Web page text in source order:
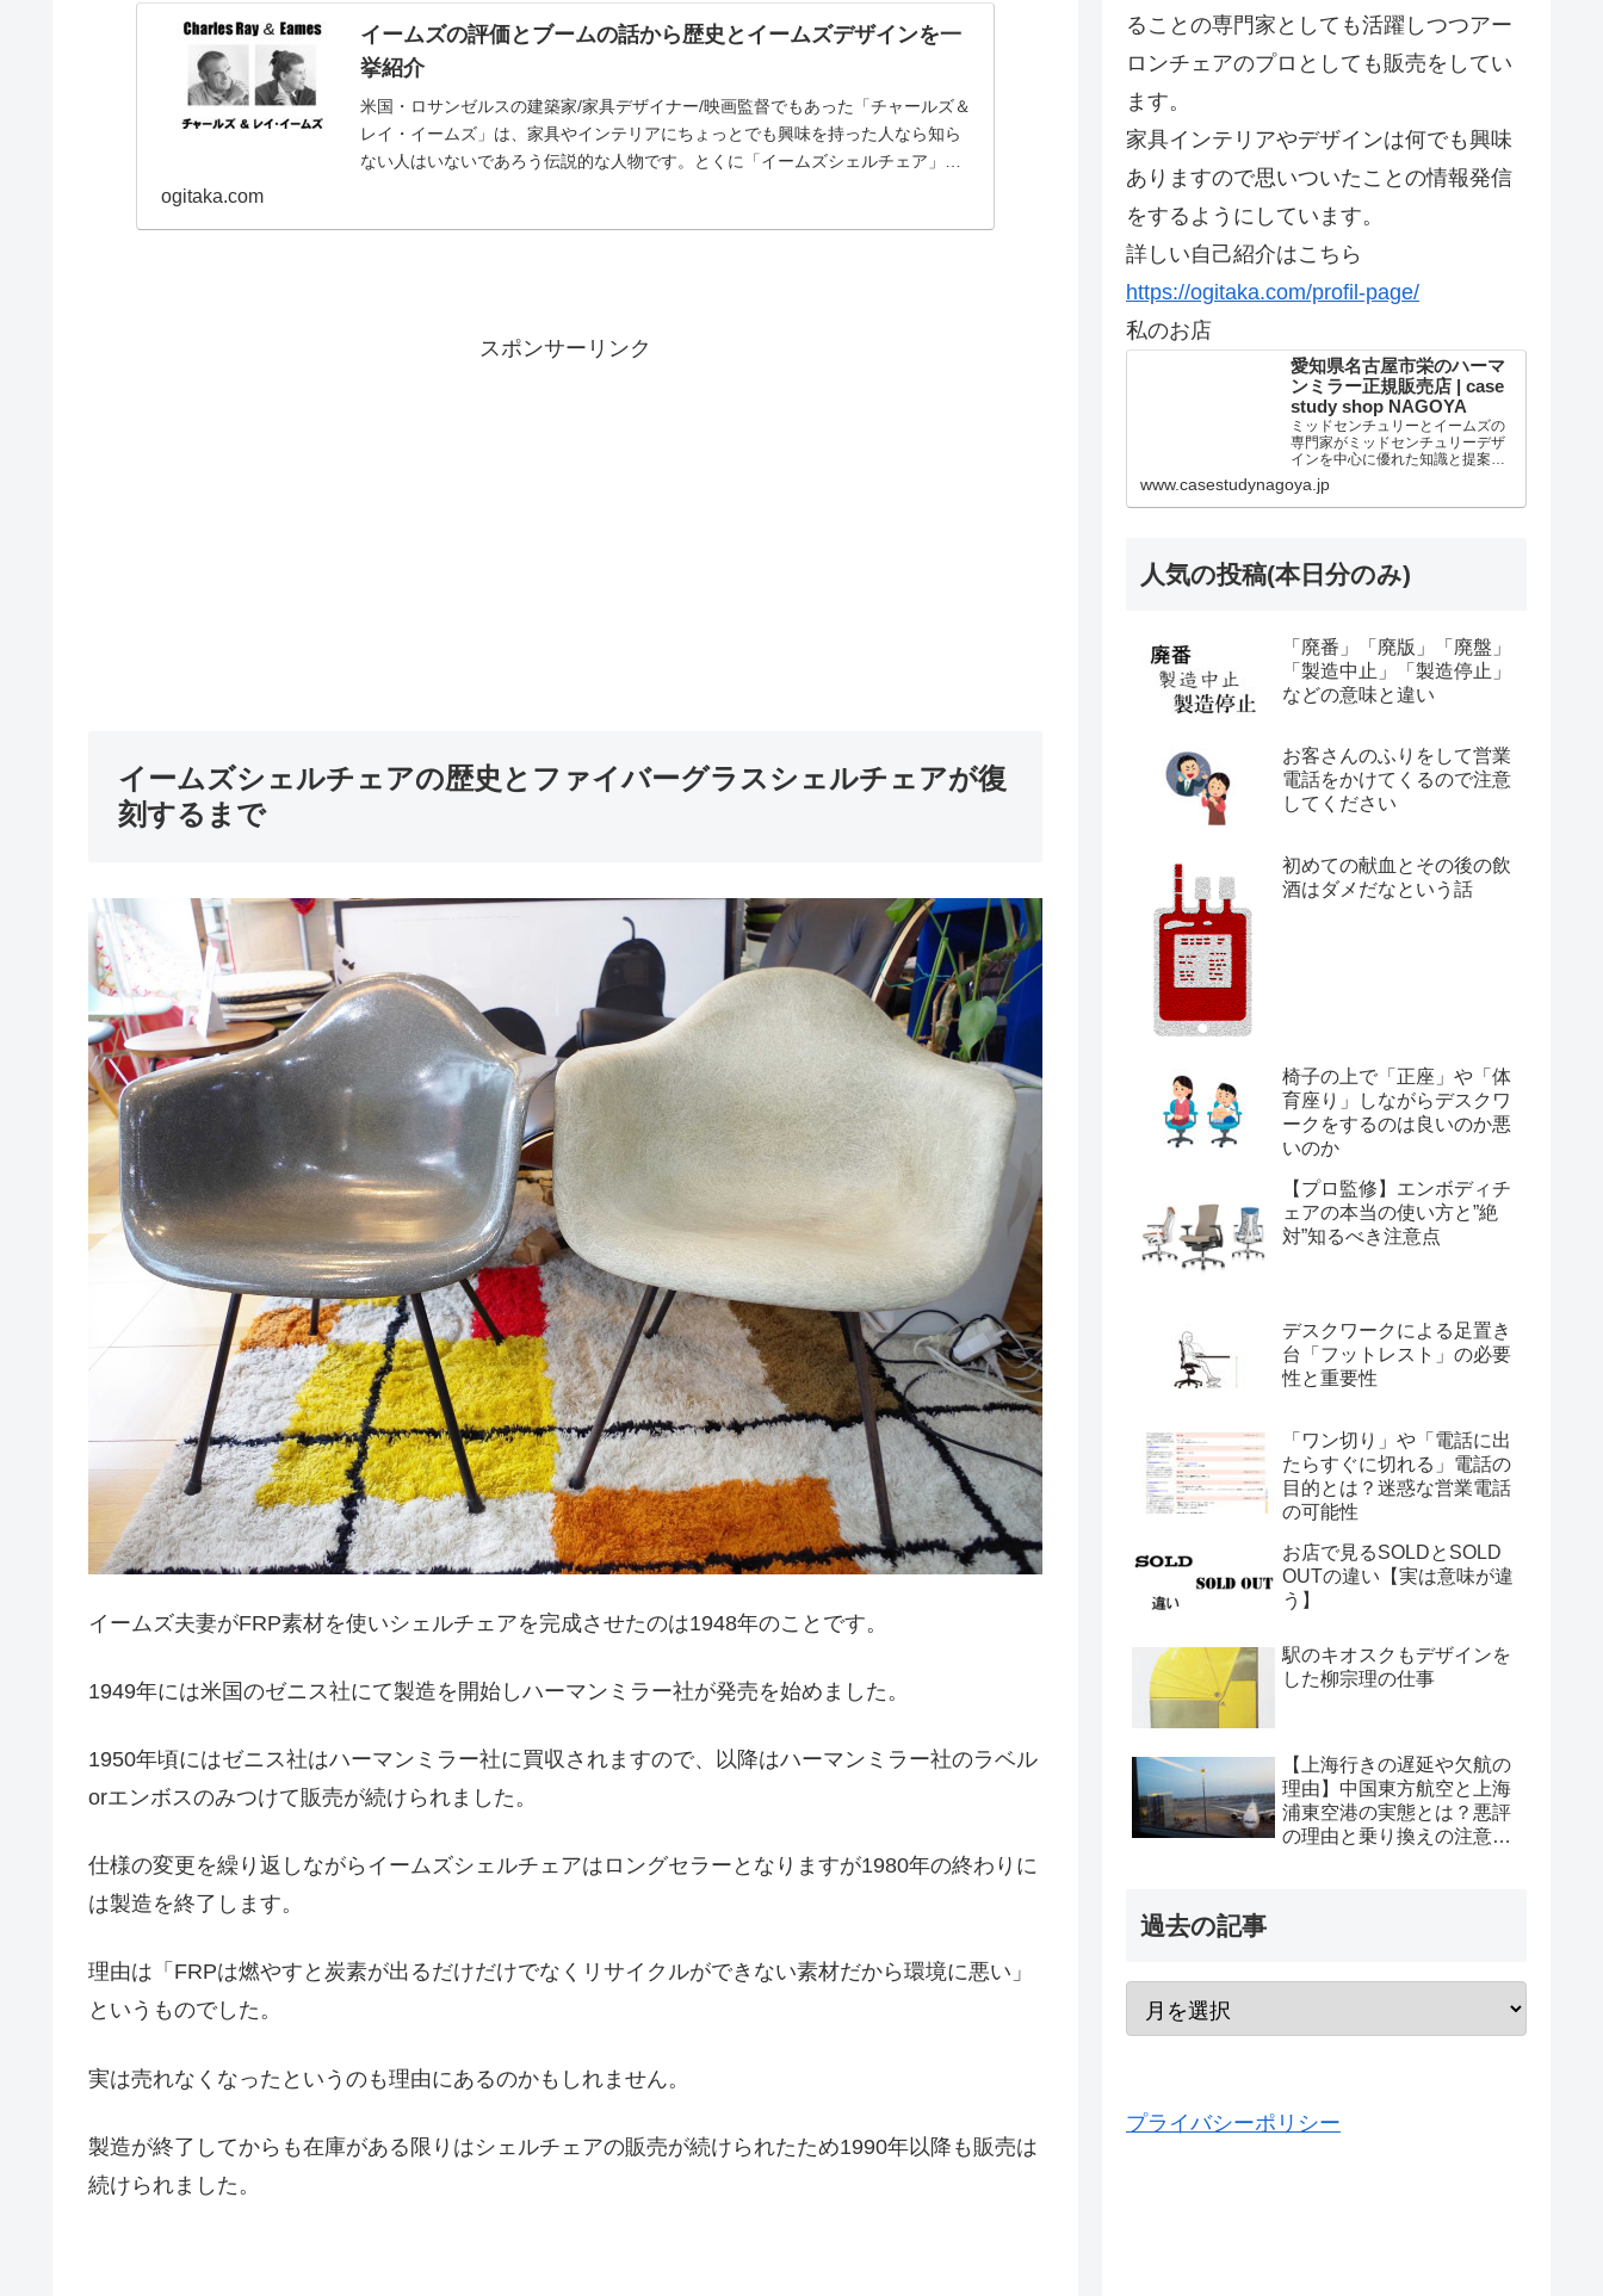
イームズの評価とブームの話から歴史とイームズデザインを一
挙紹介
米国・ロサンゼルスの建築家/家具デザイナー/映画監督でもあった「チャールズ＆
レイ・イームズ」は、家具やインテリアにちょっとでも興味を持った人なら知ら
ない人はいないであろう伝説的な人物です。とくに「イームズシェルチェア」や
ogitaka.com
スポンサーリンク
イームズシェルチェアの歴史とファイバーグラスシェルチェアが復
刻するまで
イームズ夫妻がFRP素材を使いシェルチェアを完成させたのは1948年のことです。
1949年には米国のゼニス社にて製造を開始しハーマンミラー社が発売を始めました。
1950年頃にはゼニス社はハーマンミラー社に買収されますので、以降はハーマンミラー社のラベル
orエンボスのみつけて販売が続けられました。
仕様の変更を繰り返しながらイームズシェルチェアはロングセラーとなりますが1980年の終わりに
は製造を終了します。
理由は「FRPは燃やすと炭素が出るだけだけでなくリサイクルができない素材だから環境に悪い」
というものでした。
実は売れなくなったというのも理由にあるのかもしれません。
製造が終了してからも在庫がある限りはシェルチェアの販売が続けられたため1990年以降も販売は
続けられました。
ることの専門家としても活躍しつつアー
ロンチェアのプロとしても販売をしてい
ます。
家具インテリアやデザインは何でも興味
ありますので思いついたことの情報発信
をするようにしています。
詳しい自己紹介はこちら
https://ogitaka.com/profil-page/
私のお店
愛知県名古屋市栄のハーマ
ンミラー正規販売店 | case
study shop NAGOYA
ミッドセンチュリーとイームズの
専門家がミッドセンチュリーデザ
インを中心に優れた知識と提案を
しています。個人法人問わずアー
ロンチェア リマスタードのご購入
は当店が最高です。愛知県名古屋
www.casestudynagoya.jp
人気の投稿(本日分のみ)
「廃番」「廃版」「廃盤」
「製造中止」「製造停止」
などの意味と違い
お客さんのふりをして営業
電話をかけてくるので注意
してください
初めての献血とその後の飲
酒はダメだなという話
椅子の上で「正座」や「体
育座り」しながらデスクワ
ークをするのは良いのか悪
いのか
【プロ監修】エンボディチ
ェアの本当の使い方と”絶
対”知るべき注意点
デスクワークによる足置き
台「フットレスト」の必要
性と重要性
「ワン切り」や「電話に出
たらすぐに切れる」電話の
目的とは？迷惑な営業電話
の可能性
お店で見るSOLDとSOLD
OUTの違い【実は意味が違
う】
駅のキオスクもデザインを
した柳宗理の仕事
【上海行きの遅延や欠航の
理由】中国東方航空と上海
浦東空港の実態とは？悪評
の理由と乗り換えの注意点
過去の記事
プライバシーポリシー